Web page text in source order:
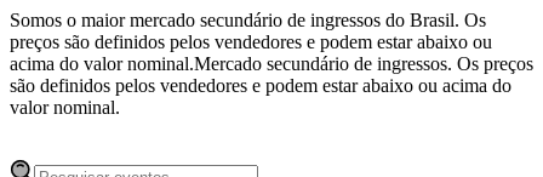
Somos o maior mercado secundário de ingressos do Brasil. Os
preços são definidos pelos vendedores e podem estar abaixo ou
acima do valor nominal.Mercado secundário de ingressos. Os preços
são definidos pelos vendedores e podem estar abaixo ou acima do
valor nominal.